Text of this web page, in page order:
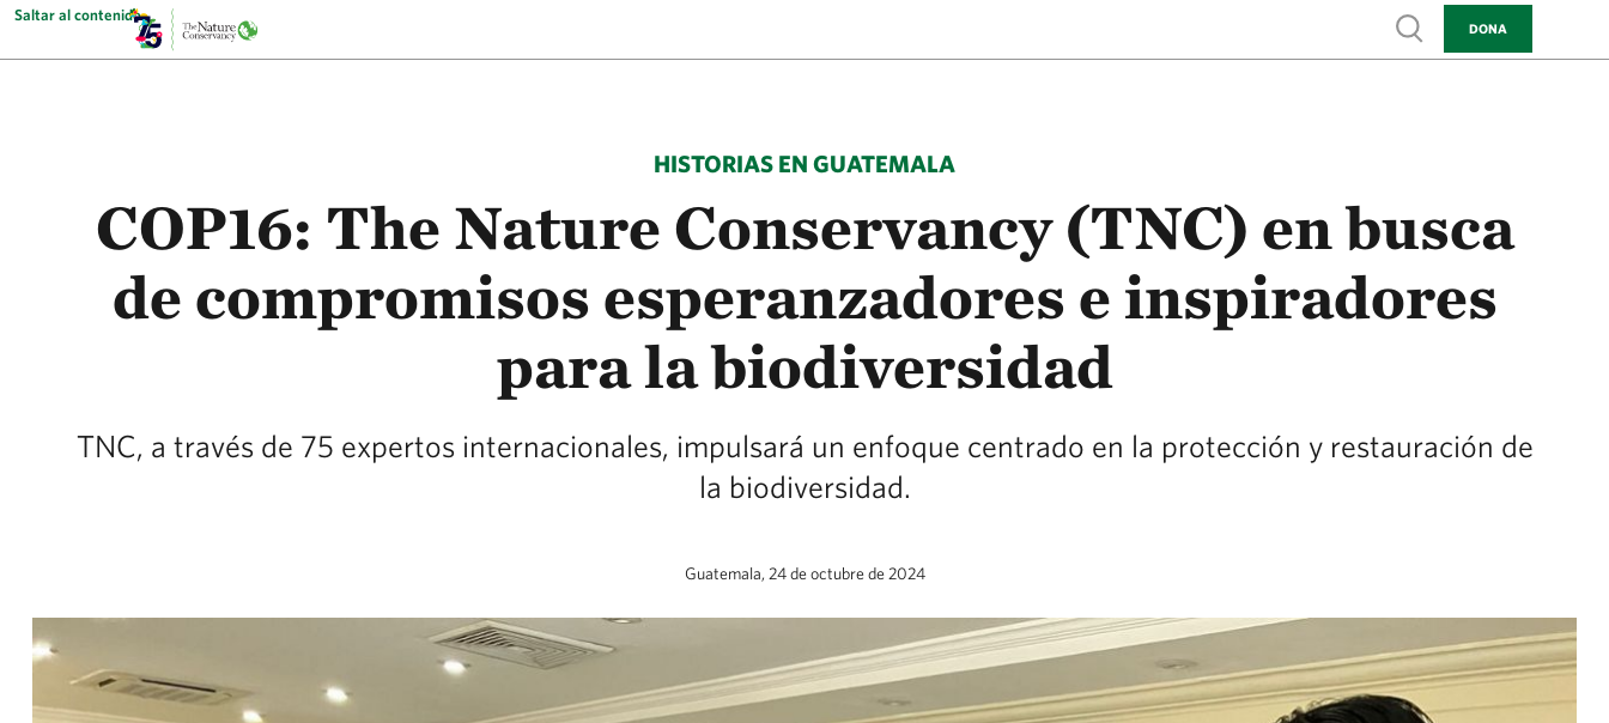
Saltar al contenido
Show search
DONA
HISTORIAS EN GUATEMALA
COP16: The Nature Conservancy (TNC) en busca
de compromisos esperanzadores e inspiradores
para la biodiversidad
TNC, a través de 75 expertos internacionales, impulsará un enfoque centrado en la protección y restauración de
la biodiversidad.
Guatemala, 24 de octubre de 2024